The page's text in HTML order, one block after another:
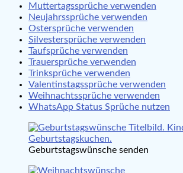
Muttertagssprüche verwenden
Neujahrssprüche verwenden
Ostersprüche verwenden
Silvestersprüche verwenden
Taufsprüche verwenden
Trauersprüche verwenden
Trinksprüche verwenden
Valentinstagssprüche verwenden
Weihnachtssprüche verwenden
WhatsApp Status Sprüche nutzen
Geburtstagswünsche senden